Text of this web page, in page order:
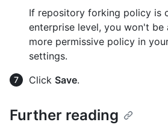
If repository forking policy is
enterprise level, you won't be
more permissive policy in
settings.
Click Save.
Further reading